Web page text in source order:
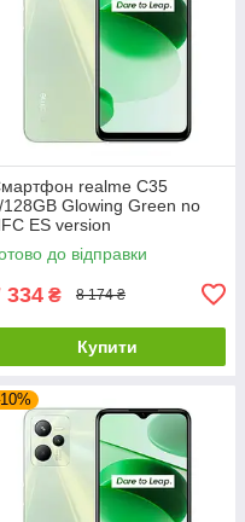
realme C35
128GB Glowing Green no
ES version
до відправки
334 ₴ 8 174 ₴
Купити